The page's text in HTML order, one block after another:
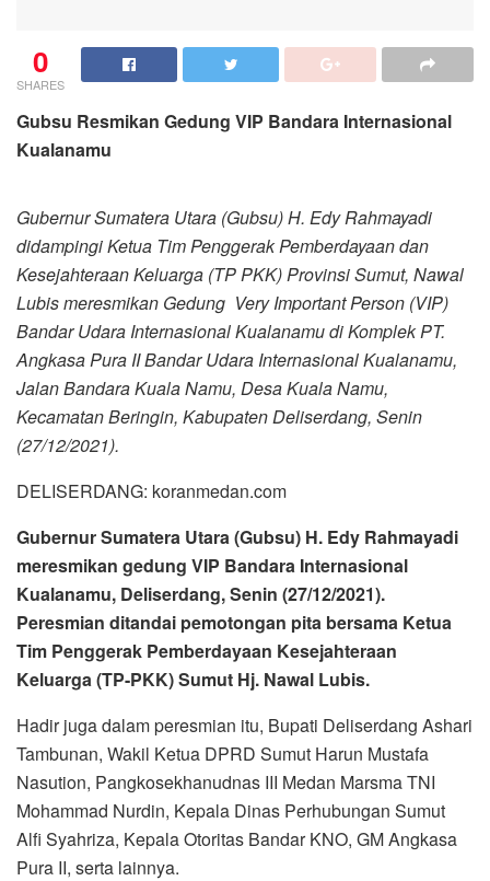
0
SHARES
Gubsu Resmikan Gedung VIP Bandara Internasional
Kualanamu
Gubernur Sumatera Utara (Gubsu) H. Edy Rahmayadi
didampingi Ketua Tim Penggerak Pemberdayaan dan
Kesejahteraan Keluarga (TP PKK) Provinsi Sumut, Nawal
Lubis meresmikan Gedung Very Important Person (VIP)
Bandar Udara Internasional Kualanamu di Komplek PT.
Angkasa Pura II Bandar Udara Internasional Kualanamu,
Jalan Bandara Kuala Namu, Desa Kuala Namu,
Kecamatan Beringin, Kabupaten Deliserdang, Senin
(27/12/2021).
DELISERDANG: koranmedan.com
Gubernur Sumatera Utara (Gubsu) H. Edy Rahmayadi
meresmikan gedung VIP Bandara Internasional
Kualanamu, Deliserdang, Senin (27/12/2021).
Peresmian ditandai pemotongan pita bersama Ketua
Tim Penggerak Pemberdayaan Kesejahteraan
Keluarga (TP-PKK) Sumut Hj. Nawal Lubis.
Hadir juga dalam peresmian itu, Bupati Deliserdang Ashari
Tambunan, Wakil Ketua DPRD Sumut Harun Mustafa
Nasution, Pangkosekhanudnas III Medan Marsma TNI
Mohammad Nurdin, Kepala Dinas Perhubungan Sumut
Alfi Syahriza, Kepala Otoritas Bandar KNO, GM Angkasa
Pura II, serta lainnya.